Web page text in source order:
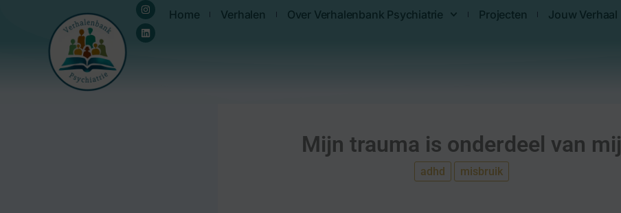
Instagram
Linkedin
Home Verhalen Over Verhalenbank Psychiatrie Projecten Jouw Verhaal
Mijn trauma is onderdeel van mij
adhd misbruik